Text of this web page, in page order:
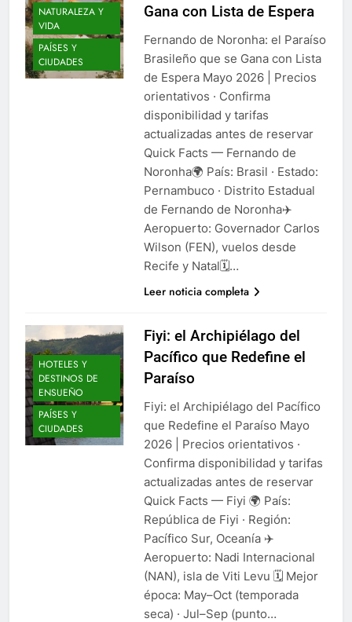
NATURALEZA Y
VIDA
PAÍSES Y
CIUDADES
Gana con Lista de Espera
Fernando de Noronha: el Paraíso
Brasileño que se Gana con Lista
de Espera Mayo 2026 | Precios
orientativos · Confirma
disponibilidad y tarifas
actualizadas antes de reservar
Quick Facts — Fernando de
Noronha🌍 País: Brasil · Estado:
Pernambuco · Distrito Estadual
de Fernando de Noronha✈️
Aeropuerto: Governador Carlos
Wilson (FEN), vuelos desde
Recife y Natal🗓️…
Leer noticia completa
HOTELES Y
DESTINOS DE
ENSUEÑO
PAÍSES Y
CIUDADES
Fiyi: el Archipiélago del
Pacífico que Redefine el
Paraíso
Fiyi: el Archipiélago del Pacífico
que Redefine el Paraíso Mayo
2026 | Precios orientativos ·
Confirma disponibilidad y tarifas
actualizadas antes de reservar
Quick Facts — Fiyi 🌍 País:
República de Fiyi · Región:
Pacífico Sur, Oceanía ✈️
Aeropuerto: Nadi Internacional
(NAN), isla de Viti Levu 🗓️ Mejor
época: May–Oct (temporada
seca) · Jul–Sep (punto…